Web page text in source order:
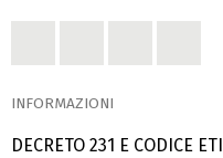
INFORMAZIONI
DECRETO 231 E CODICE